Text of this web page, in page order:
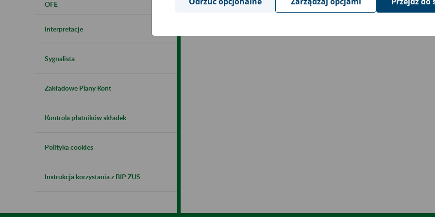
OFE
Interpretacje
Sygnalista
Zakładowe Plany Kont
Kontrola płatników składek
Polityka cookies
Instrukcja korzystania z BIP ZUS